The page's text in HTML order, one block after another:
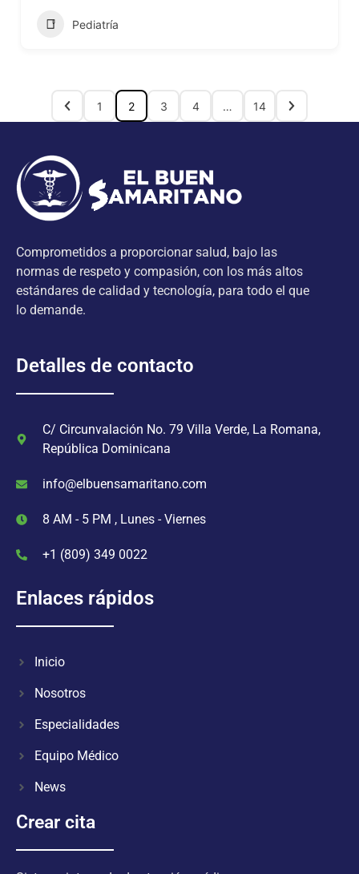
Pediatría
1 2 3 4 … 14
Comprometidos a proporcionar salud, bajo las
normas de respeto y compasión, con los más altos
estándares de calidad y tecnología, para todo el que
lo demande.
Detalles de contacto
C/ Circunvalación No. 79 Villa Verde, La Romana,
República Dominicana
info@elbuensamaritano.com
8 AM - 5 PM , Lunes - Viernes
+1 (809) 349 0022
Enlaces rápidos
Inicio
Nosotros
Especialidades
Equipo Médico
News
Crear cita